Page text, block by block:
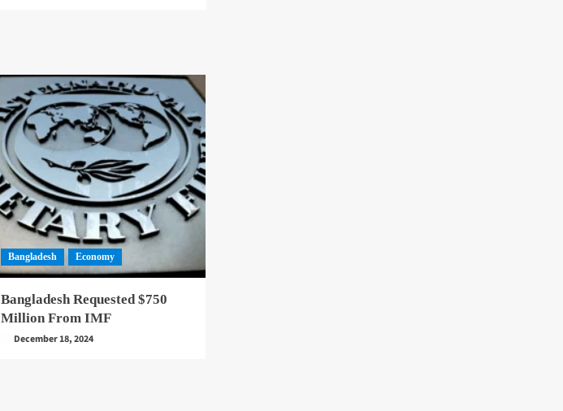
Bangladesh Economy
Bangladesh Requested $750
Million From IMF
December 18, 2024